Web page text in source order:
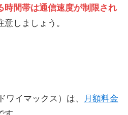
時間帯は通信速度が制限され
しましょう。
イマックス）は、
月額料金